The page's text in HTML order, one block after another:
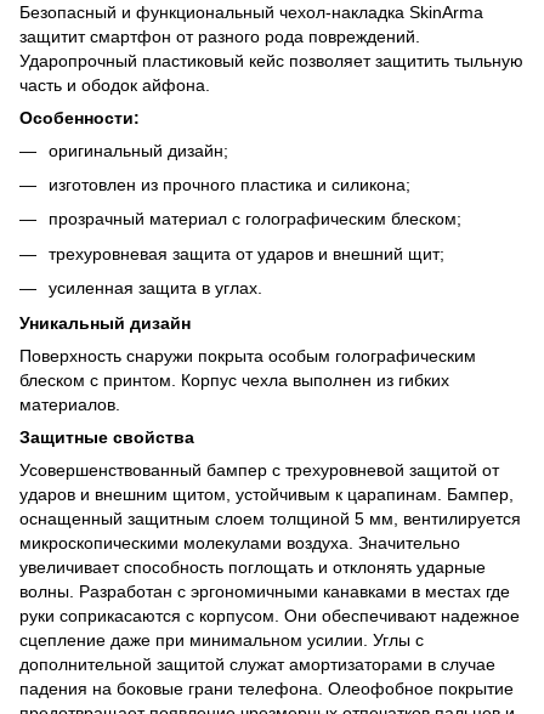
Безопасный и функциональный чехол-накладка SkinArma
защитит смартфон от разного рода повреждений.
Ударопрочный пластиковый кейс позволяет защитить тыльную
часть и ободок айфона.
Особенности:
оригинальный дизайн;
изготовлен из прочного пластика и силикона;
прозрачный материал с голографическим блеском;
трехуровневая защита от ударов и внешний щит;
усиленная защита в углах.
Уникальный дизайн
Поверхность снаружи покрыта особым голографическим
блеском с принтом. Корпус чехла выполнен из гибких
материалов.
Защитные свойства
Усовершенствованный бампер с трехуровневой защитой от
ударов и внешним щитом, устойчивым к царапинам. Бампер,
оснащенный защитным слоем толщиной 5 мм, вентилируется
микроскопическими молекулами воздуха. Значительно
увеличивает способность поглощать и отклонять ударные
волны. Разработан с эргономичными канавками в местах где
руки соприкасаются с корпусом. Они обеспечивают надежное
сцепление даже при минимальном усилии. Углы с
дополнительной защитой служат амортизаторами в случае
падения на боковые грани телефона. Олеофобное покрытие